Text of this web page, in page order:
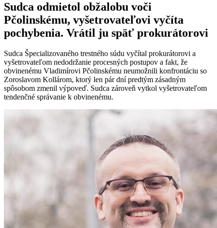
Sudca odmietol obžalobu voči
Pčolinskému, vyšetrovateľovi vyčíta
pochybenia. Vrátil ju späť prokurátorovi
Sudca Špecializovaného trestného súdu vyčítal prokurátorovi a
vyšetrovateľom nedodržanie procesných postupov a fakt, že
obvinenému Vladimírovi Pčolinskému neumožnili konfrontáciu so
Zoroslavom Kollárom, ktorý len pár dní predtým zásadným
spôsobom zmenil výpoveď. Sudca zároveň vytkol vyšetrovateľom
tendenčné správanie k obvinenému.